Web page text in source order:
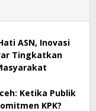
ASN, Inovasi
Tingkatkan
Ketika Publik
KPK?